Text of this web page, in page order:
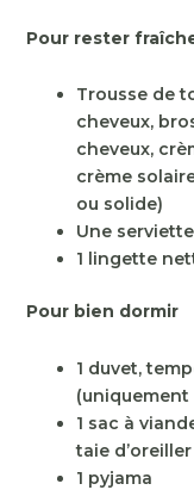
Pour rester
Trousse de
cheveux,
cheveux,
crème
ou solide)
Une
1 lingette
Pour bien dormir
1 duvet,
(uniquement
1 sac à
taie
1 pyjama